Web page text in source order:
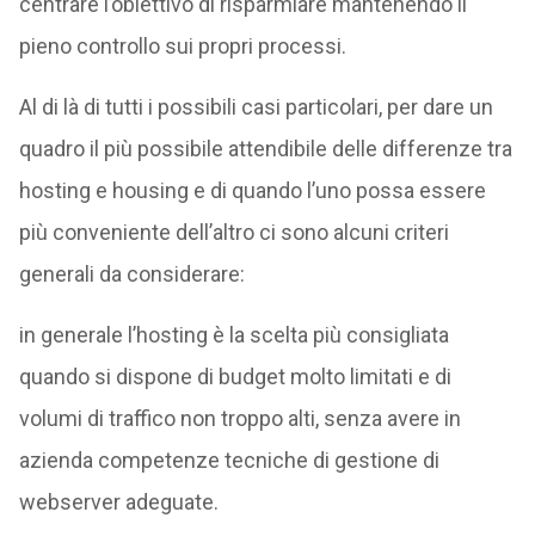
pieno controllo sui propri processi.
Al di là di tutti i possibili casi particolari, per dare un
quadro il più possibile attendibile delle differenze tra
hosting e housing e di quando l’uno possa essere
più conveniente dell’altro ci sono alcuni criteri
generali da considerare:
in generale l’hosting è la scelta più consigliata
quando si dispone di budget molto limitati e di
volumi di traffico non troppo alti, senza avere in
azienda competenze tecniche di gestione di
webserver adeguate.